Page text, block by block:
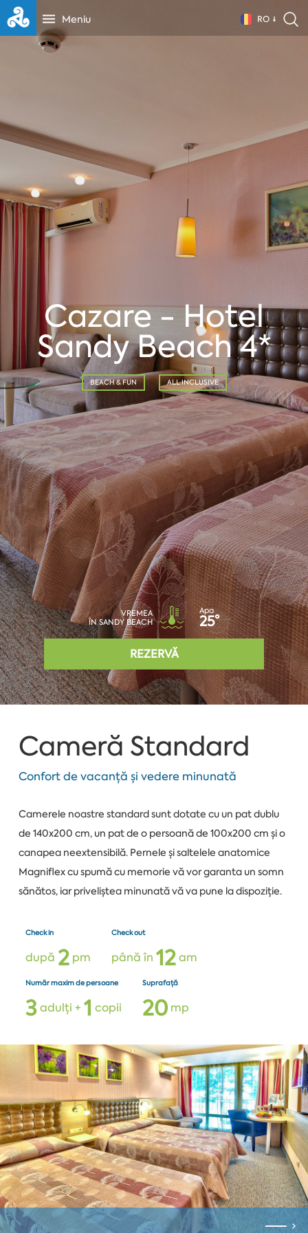
Meniu RO
Cazare - Hotel
Sandy Beach 4*
BEACH & FUN ALL INCLUSIVE
VREMEA
ÎN SANDY BEACH
Apa
25°
REZERVĂ
Cameră Standard
Confort de vacanță și vedere minunată
Camerele noastre standard sunt dotate cu un pat dublu
de 140x200 cm, un pat de o persoană de 100x200 cm și o
canapea neextensibilă. Pernele și saltelele anatomice
Magniflex cu spumă cu memorie vă vor garanta un somn
sănătos, iar priveliștea minunată vă va pune la dispoziție.
Check in
după 2pm
Check out
până în 12am
Număr maxim de persoane
3adulți + 1 copii
Suprafață
20mp